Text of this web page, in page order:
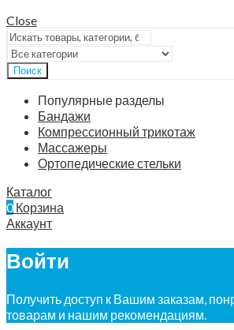
Close
Поиск
Популярные разделы
Бандажи
Компрессионный трикотаж
Массажеры
Ортопедические стельки
Каталог
0 Корзина
Аккаунт
Войти
Получить доступ к Вашим заказам,
товарам и нашим рекомендациям.